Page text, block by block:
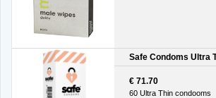
Safe Condoms Ultra
€ 71.70
60 Ultra Thin condooms